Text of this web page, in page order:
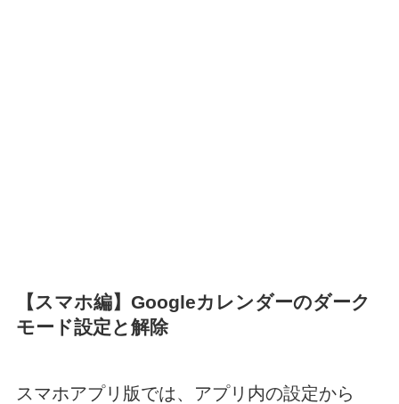
【スマホ編】Googleカレンダーのダーク
モード設定と解除
スマホアプリ版では、アプリ内の設定から